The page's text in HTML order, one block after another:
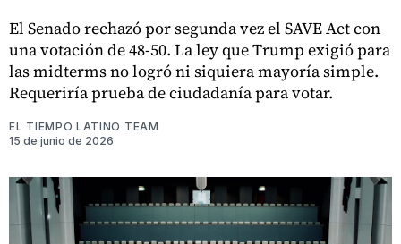
El Senado rechazó por segunda vez el SAVE Act con
una votación de 48-50. La ley que Trump exigió para
las midterms no logró ni siquiera mayoría simple.
Requeriría prueba de ciudadanía para votar.
EL TIEMPO LATINO TEAM
15 de junio de 2026